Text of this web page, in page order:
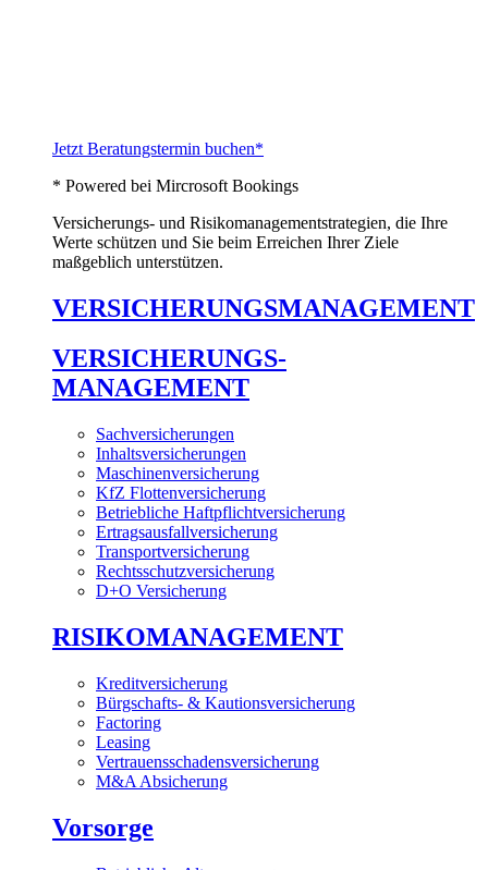
Jetzt Beratungstermin buchen*
* Powered bei Mircrosoft Bookings
Versicherungs- und Risikomanagementstrategien, die Ihre
Werte schützen und Sie beim Erreichen Ihrer Ziele
maßgeblich unterstützen.
VERSICHERUNGSMANAGEMENT
VERSICHERUNGS-
MANAGEMENT
Sachversicherungen
Inhaltsversicherungen
Maschinenversicherung
KfZ Flottenversicherung
Betriebliche Haftpflichtversicherung
Ertragsausfallversicherung
Transportversicherung
Rechtsschutzversicherung
D+O Versicherung
RISIKOMANAGEMENT
Kreditversicherung
Bürgschafts- & Kautionsversicherung
Factoring
Leasing
Vertrauensschadensversicherung
M&A Absicherung
Vorsorge